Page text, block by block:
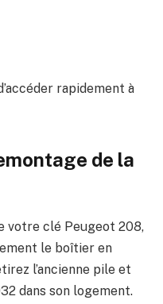
rapidement à
de la
votre clé Peugeot 208,
le boîtier en
l’ancienne pile et
dans son logement.